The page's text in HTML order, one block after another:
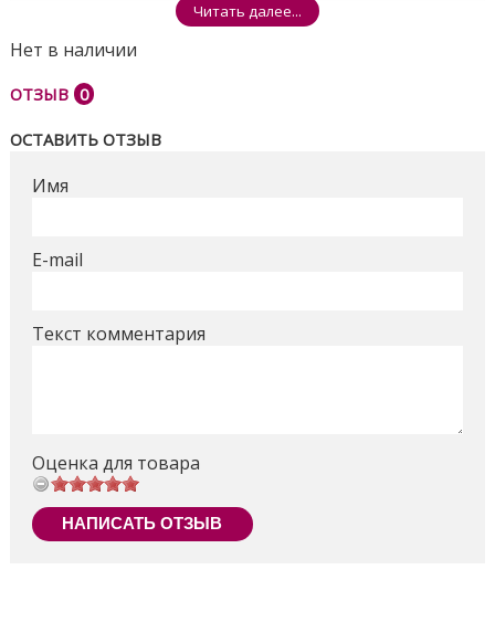
Читать далее...
Нет в наличии
ОТЗЫВ 0
ОСТАВИТЬ ОТЗЫВ
Имя
E-mail
Текст комментария
Оценка для товара
НАПИСАТЬ ОТЗЫВ